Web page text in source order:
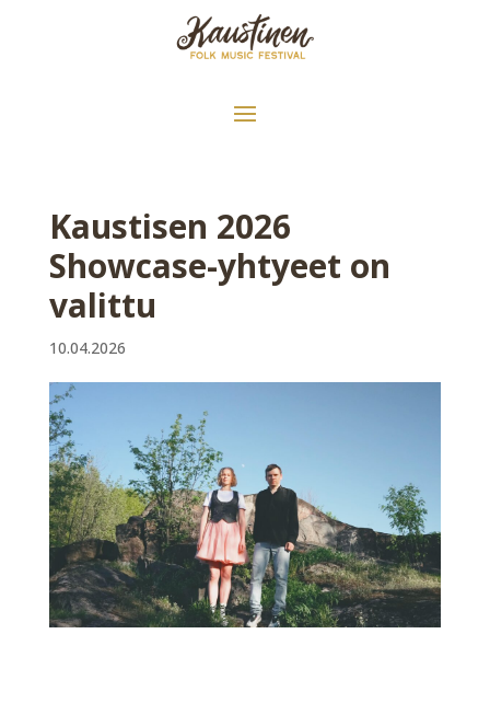
Kaustisen 2026
Showcase-yhtyeet on
valittu
10.04.2026